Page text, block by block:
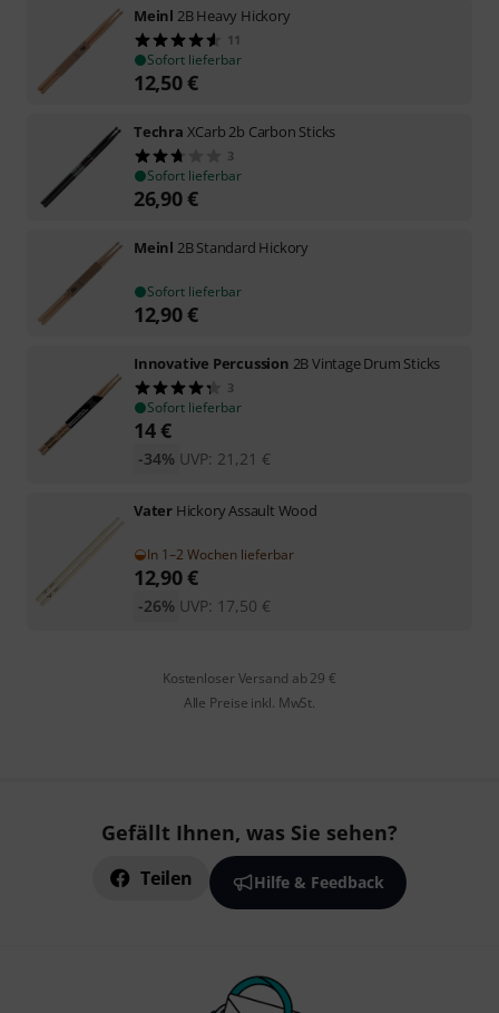
Meinl 2B Heavy Hickory
11
Sofort lieferbar
12,50€
Techra XCarb 2b Carbon Sticks
3
Sofort lieferbar
26,90€
Meinl 2B Standard Hickory
Sofort lieferbar
12,90€
Innovative Percussion 2B Vintage Drum Sticks
3
Sofort lieferbar
14€
UVP: 21,21 €
-34%
Vater Hickory Assault Wood
In 1–2 Wochen lieferbar
12,90€
UVP: 17,50 €
-26%
Kostenloser Versand ab 29 €
Alle Preise inkl. MwSt.
Gefällt Ihnen, was Sie sehen?
Teilen Hilfe & Feedback